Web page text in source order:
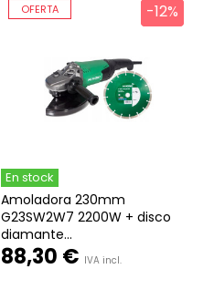
OFERTA -12%
En stock
Amoladora 230mm
G23SW2W7 2200W + disco
diamante...
88,30 € IVA incl.
-12%